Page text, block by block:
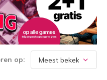
op: